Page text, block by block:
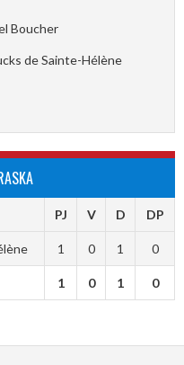
Boucher
de Sainte-Hélène
PJ V D DP
1 0 1 0
1 0 1 0